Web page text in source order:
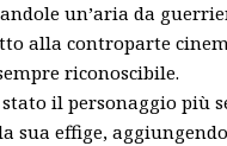
un’aria da
alla controparte
riconoscibile.
il personaggio più
sua effige,